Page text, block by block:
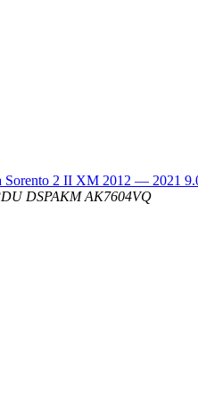
Sorento 2 II XM 2012 — 2021
DSPAKM AK7604VQ